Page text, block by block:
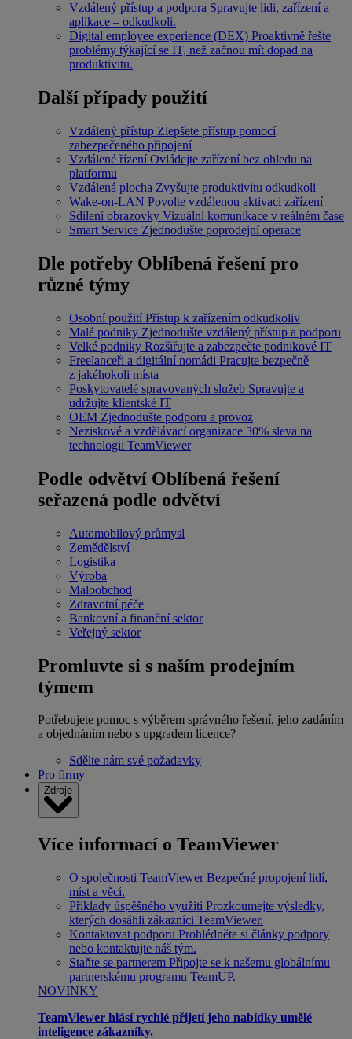
Vzdálený přístup a podpora Spravujte lidi, zařízení a
aplikace – odkudkoli.
Digital employee experience (DEX) Proaktivně řešte
problémy týkající se IT, než začnou mít dopad na
produktivitu.
Další případy použití
Vzdálený přístup Zlepšete přístup pomocí
zabezpečeného připojení
Vzdálené řízení Ovládejte zařízení bez ohledu na
platformu
Vzdálená plocha Zvyšujte produktivitu odkudkoli
Wake-on-LAN Povolte vzdálenou aktivaci zařízení
Sdílení obrazovky Vizuální komunikace v reálném čase
Smart Service Zjednodušte poprodejní operace
Dle potřeby Oblíbená řešení pro
různé týmy
Osobní použití Přístup k zařízením odkudkoliv
Malé podniky Zjednodušte vzdálený přístup a podporu
Velké podniky Rozšiřujte a zabezpečte podnikové IT
Freelanceři a digitální nomádi Pracujte bezpečně
z jakéhokoli místa
Poskytovatelé spravovaných služeb Spravujte a
udržujte klientské IT
OEM Zjednodušte podporu a provoz
Neziskové a vzdělávací organizace 30% sleva na
technologii TeamViewer
Podle odvětví Oblíbená řešení
seřazená podle odvětví
Automobilový průmysl
Zemědělství
Logistika
Výroba
Maloobchod
Zdravotní péče
Bankovní a finanční sektor
Veřejný sektor
Promluvte si s naším prodejním
týmem
Potřebujete pomoc s výběrem správného řešení, jeho zadáním
a objednáním nebo s upgradem licence?
Sdělte nám své požadavky
Pro firmy
Zdroje
Více informací o TeamViewer
O společnosti TeamViewer Bezpečné propojení lidí,
míst a věcí.
Příklady úspěšného využití Prozkoumejte výsledky,
kterých dosáhli zákazníci TeamViewer.
Kontaktovat podporu Prohlédněte si články podpory
nebo kontaktujte náš tým.
Staňte se partnerem Připojte se k našemu globálnímu
partnerskému programu TeamUP.
NOVINKY
TeamViewer hlásí rychlé přijetí jeho nabídky umělé
inteligence zákazníky.